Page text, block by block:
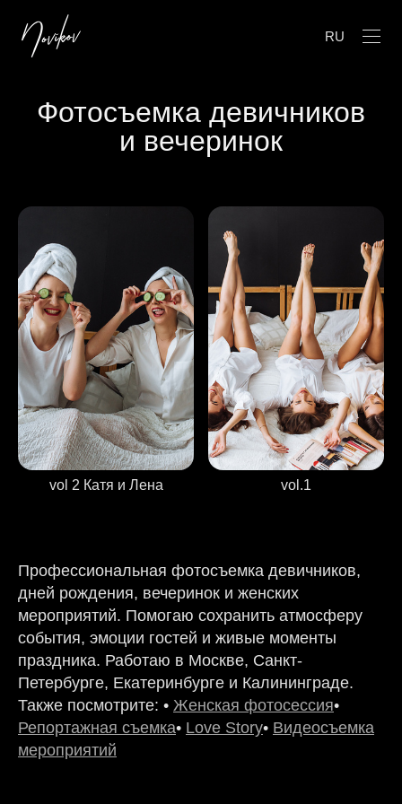
RU
Фотосъемка девичников
и вечеринок
vol 2 Катя и Лена vol.1
Профессиональная фотосъемка девичников,
дней рождения, вечеринок и женских
мероприятий. Помогаю сохранить атмосферу
события, эмоции гостей и живые моменты
праздника. Работаю в Москве, Санкт-
Петербурге, Екатеринбурге и Калининграде.
Также посмотрите: • Женская фотосессия•
Репортажная съемка• Love Story• Видеосъемка
мероприятий